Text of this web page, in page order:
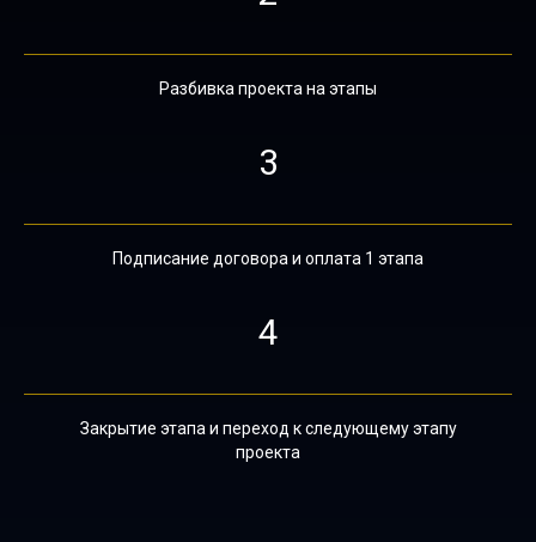
Разбивка проекта на этапы
3
Подписание договора и оплата 1 этапа
4
Закрытие этапа и переход к следующему этапу
проекта